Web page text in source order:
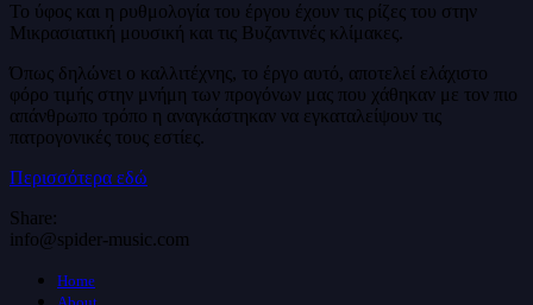
Το ύφος και η ρυθμολογία του έργου έχουν τις ρίζες του στην
Μικρασιατική μουσική και τις Βυζαντινές κλίμακες.
Όπως δηλώνει ο καλλιτέχνης, το έργο αυτό, αποτελεί ελάχιστο
φόρο τιμής στην μνήμη των προγόνων μας που χάθηκαν με τον πιο
απάνθρωπο τρόπο η αναγκάστηκαν να εγκαταλείψουν τις
πατρογονικές τους εστίες.
Περισσότερα εδώ
Share:
info@spider-music.com
Home